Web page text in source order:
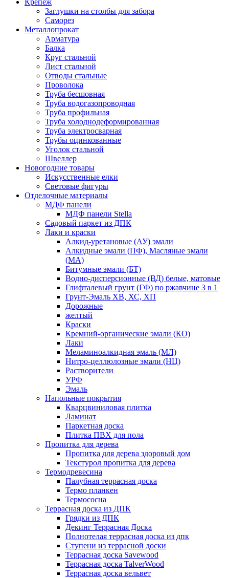
Крепеж
Заглушки на столбы для забора
Саморез
Металлопрокат
Арматура
Балка
Круг стальной
Лист стальной
Отводы стальные
Проволока
Труба бесшовная
Труба водогазопроводная
Труба профильная
Труба холоднодеформированная
Труба электросварная
Трубы оцинкованные
Уголок стальной
Швеллер
Новогодние товары
Искусственные елки
Световые фигуры
Отделочные материалы
МДФ панели
МДФ панели Stella
Садовый паркет из ДПК
Лаки и краски
Алкид-уретановые (АУ) эмали
Алкидные эмали (ПФ), Масляные эмали
(МА)
Битумные эмали (БТ)
Водно-дисперсионные (ВД) белые, матовые
Глифталевый грунт (ГФ) по ржавчине 3 в 1
Грунт-Эмаль ХВ, ХС, ХП
Дорожные
желтый
Краски
Кремний-органические эмали (КО)
Лаки
Меламиноалкидная эмаль (МЛ)
Нитро-целлюлозные эмали (НЦ)
Растворители
УРФ
Эмаль
Напольные покрытия
Кварцвиниловая плитка
Ламинат
Паркетная доска
Плитка ПВХ для пола
Пропитка для дерева
Пропитка для дерева здоровый дом
Текстурол пропитка для дерева
Термодревесина
Палубная террасная доска
Термо планкен
Термососна
Террасная доска из ДПК
Грядки из ДПК
Декинг Террасная Доска
Полнотелая террасная доска из дпк
Ступени из террасной доски
Террасная доска Savewood
Террасная доска TalverWood
Террасная доска вельвет